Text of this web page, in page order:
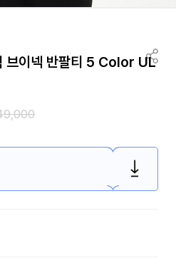
브이넥 반팔티 5 Color UL